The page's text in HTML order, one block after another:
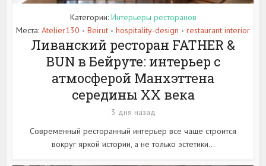
Категории: Интерьеры ресторанов
Места: Atelier130 • Beirut • hospitality-design • restaurant interior
Ливанский ресторан FATHER &
BUN в Бейруте: интерьер с
атмосферой Манхэттена
середины XX века
3 дня назад
Современный ресторанный интерьер все чаще строится
вокруг яркой истории, а не только эстетики...